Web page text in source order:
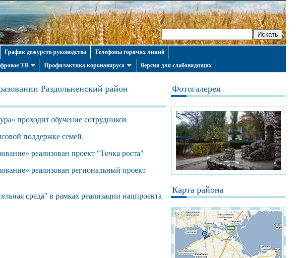
График дежурств руководства
Телефоны горячих линий
ТВ Профилактика коронавируса Версия для слабовидящих
Раздольненский район
проходит обучение сотрудников
поддержке семей
реализован проект "Точка роста"
реализован региональный проект
среда" в рамках реализации нацпроекта
Фотогалерея
Карта района